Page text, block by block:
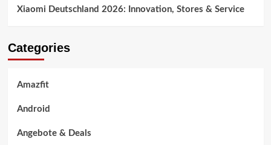
Xiaomi Deutschland 2026: Innovation, Stores & Service
Categories
Amazfit
Android
Angebote & Deals